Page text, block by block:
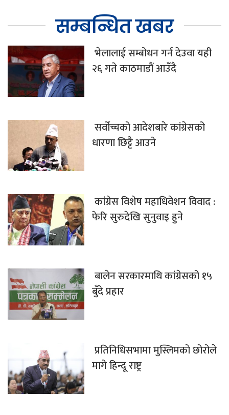
सम्बन्धित खबर
भेलालाई सम्बोधन गर्न देउवा यही
२६ गते काठमाडौं आउँदै
सर्वोच्चको आदेशबारे कांग्रेसको
धारणा छिट्टै आउने
कांग्रेस विशेष महाधिवेशन विवाद :
फेरि सुरुदेखि सुनुवाइ हुने
बालेन सरकारमाथि कांग्रेसको १५
बुँदे प्रहार
प्रतिनिधिसभामा मुस्लिमको छोरोले
मागे हिन्दू राष्ट्र